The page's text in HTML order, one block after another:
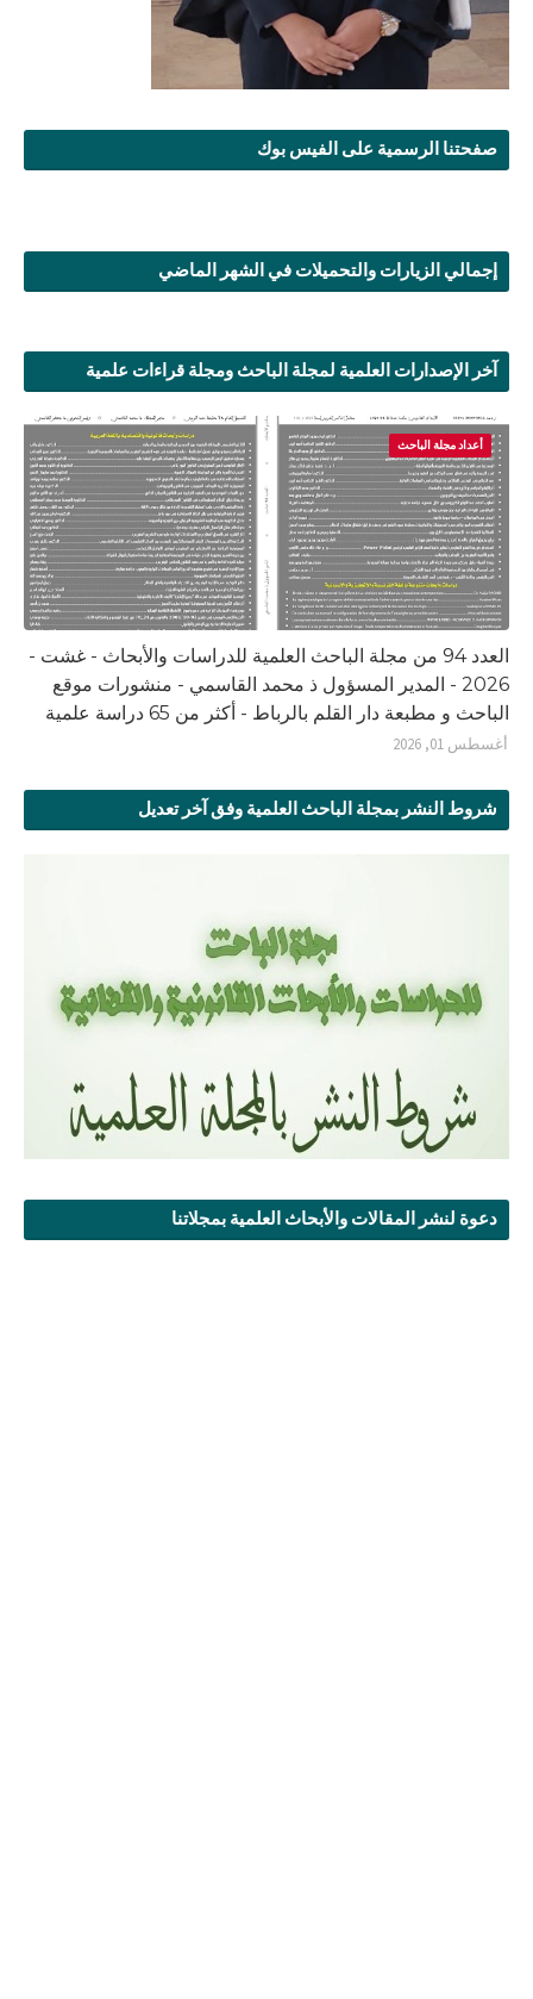
صفحتنا الرسمية على الفيس بوك
إجمالي الزيارات والتحميلات في الشهر الماضي
آخر الإصدارات العلمية لمجلة الباحث ومجلة قراءات علمية
أعداد مجلة الباحث
العدد 94 من مجلة الباحث العلمية للدراسات والأبحاث - غشت -
2026 - المدير المسؤول ذ محمد القاسمي - منشورات موقع
الباحث و مطبعة دار القلم بالرباط - أكثر من 65 دراسة علمية
أغسطس 01, 2026
شروط النشر بمجلة الباحث العلمية وفق آخر تعديل
دعوة لنشر المقالات والأبحاث العلمية بمجلاتنا